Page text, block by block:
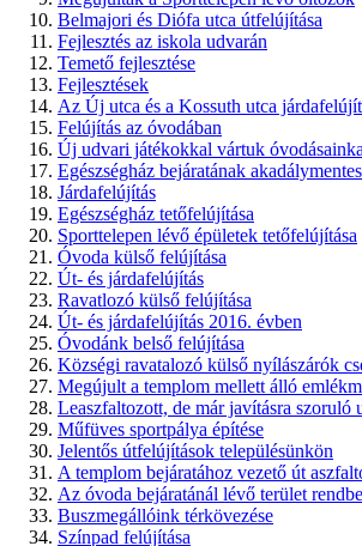
Belmajori és Diófa utca útfelújítása
Fejlesztés az iskola udvarán
Temető fejlesztése
Fejlesztések
Az Új utca és a Kossuth utca
Felújítás az óvodában
Új udvari játékokkal vártuk
Egészségház bejáratának
Járdafelújítás
Egészségház tetőfelújítása
Sporttelepen lévő épületek tetőfelújítása
Óvoda külső felújítása
Út- és járdafelújítás
Ravatlozó külső felújítása
Út- és járdafelújítás 2016. évben
Óvodánk belső felújítása
Községi ravatalozó külső nyílászárók
Megújult a templom mellett álló
Leaszfaltozott, de már javításra szoruló
Műfüves sportpálya építése
Jelentős útfelújítások településünkön
A templom bejáratához vezető út
Az óvoda bejáratánál lévő terület
Buszmegállóink térkövezése
Színpad felújítása